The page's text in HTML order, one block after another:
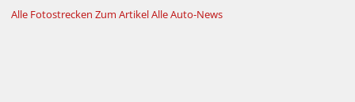
Alle Fotostrecken Zum ArtikelAlle Auto-News